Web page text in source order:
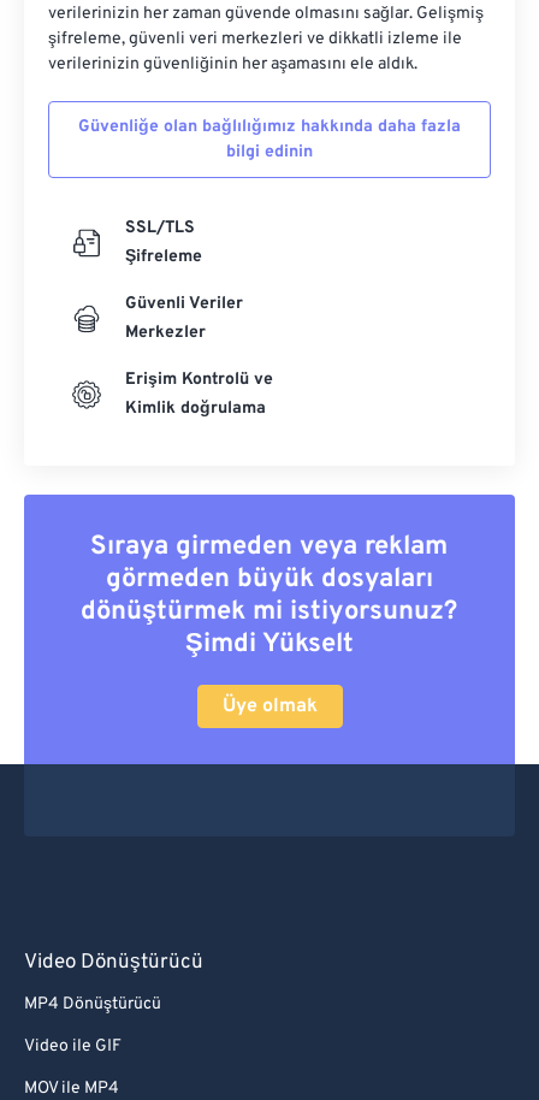
verilerinizin her zaman güvende olmasını sağlar. Gelişmiş
şifreleme, güvenli veri merkezleri ve dikkatli izleme ile
verilerinizin güvenliğinin her aşamasını ele aldık.
Güvenliğe olan bağlılığımız hakkında daha fazla
bilgi edinin
SSL/TLS
Şifreleme
Güvenli Veriler
Merkezler
Erişim Kontrolü ve
Kimlik doğrulama
Sıraya girmeden veya reklam
görmeden büyük dosyaları
dönüştürmek mi istiyorsunuz?
Şimdi Yükselt
Üye olmak
Video Dönüştürücü
MP4 Dönüştürücü
Video ile GIF
MOV ile MP4